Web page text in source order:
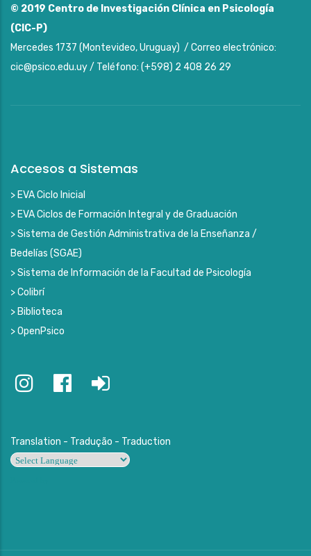
© 2019 Centro de Investigación Clínica en Psicología
(CIC-P)
Mercedes 1737 (Montevideo, Uruguay) / Correo electrónico:
cic@psico.edu.uy / Teléfono: (+598) 2 408 26 29
Accesos a Sistemas
> EVA Ciclo Inicial
> EVA Ciclos de Formación Integral y de Graduación
> Sistema de Gestión Administrativa de la Enseñanza /
Bedelías (SGAE)
> Sistema de Información de la Facultad de Psicología
> Colibrí
> Biblioteca
> OpenPsico
Translation - Tradução - Traduction